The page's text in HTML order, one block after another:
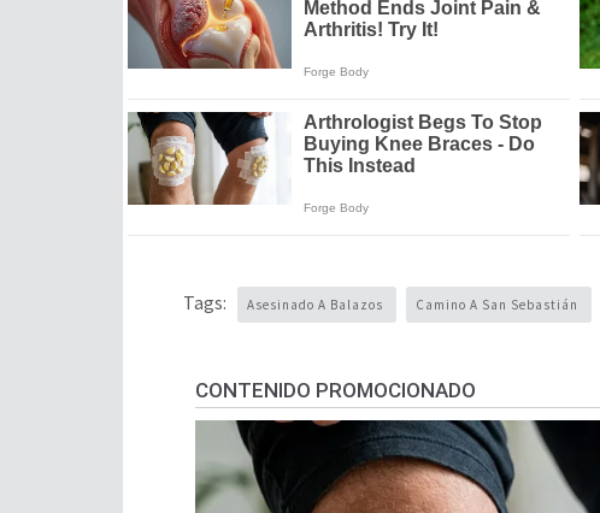
Tags: Asesinado A Balazos Camino A San Sebastián
CONTENIDO PROMOCIONADO